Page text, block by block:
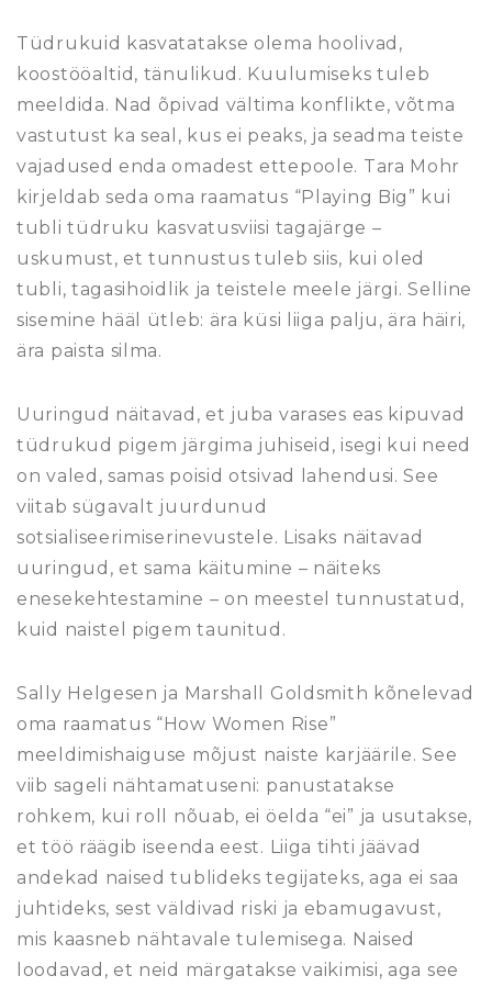
Tüdrukuid kasvatatakse olema hoolivad,
koostööaltid, tänulikud. Kuulumiseks tuleb
meeldida. Nad õpivad vältima konflikte, võtma
vastutust ka seal, kus ei peaks, ja seadma teiste
vajadused enda omadest ettepoole. Tara Mohr
kirjeldab seda oma raamatus “Playing Big” kui
tubli tüdruku kasvatusviisi tagajärge –
uskumust, et tunnustus tuleb siis, kui oled
tubli, tagasihoidlik ja teistele meele järgi. Selline
sisemine hääl ütleb: ära küsi liiga palju, ära häiri,
ära paista silma.
Uuringud näitavad, et juba varases eas kipuvad
tüdrukud pigem järgima juhiseid, isegi kui need
on valed, samas poisid otsivad lahendusi. See
viitab sügavalt juurdunud
sotsialiseerimiserinevustele. Lisaks näitavad
uuringud, et sama käitumine – näiteks
enesekehtestamine – on meestel tunnustatud,
kuid naistel pigem taunitud.
Sally Helgesen ja Marshall Goldsmith kõnelevad
oma raamatus “How Women Rise”
meeldimishaiguse mõjust naiste karjäärile. See
viib sageli nähtamatuseni: panustatakse
rohkem, kui roll nõuab, ei öelda “ei” ja usutakse,
et töö räägib iseenda eest. Liiga tihti jäävad
andekad naised tublideks tegijateks, aga ei saa
juhtideks, sest väldivad riski ja ebamugavust,
mis kaasneb nähtavale tulemisega. Naised
loodavad, et neid märgatakse vaikimisi, aga see